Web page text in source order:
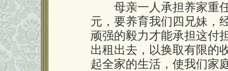
母亲一人承担养家重任
元，要养育我们四兄妹，
顽强的毅力才能承担这付
出租出去，以换取有限的
起全家的生活，使我们家